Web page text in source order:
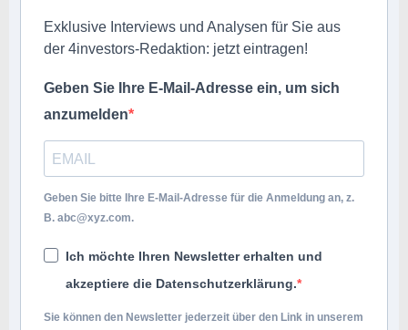
Exklusive Interviews und Analysen für Sie aus
der 4investors-Redaktion: jetzt eintragen!
Geben Sie Ihre E-Mail-Adresse ein, um sich
anzumelden
Geben Sie bitte Ihre E-Mail-Adresse für die Anmeldung an, z.
B. abc@xyz.com.
Ich möchte Ihren Newsletter erhalten und
akzeptiere die Datenschutzerklärung.
Sie können den Newsletter jederzeit über den Link in unserem